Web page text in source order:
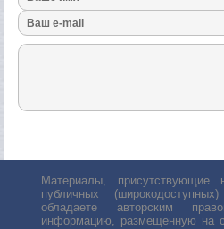
Материалы,
публичных
обладаете авторским
информацию, размещенную на